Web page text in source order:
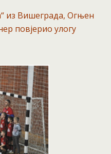
из Вишеграда, Огњен
повјерио улогу